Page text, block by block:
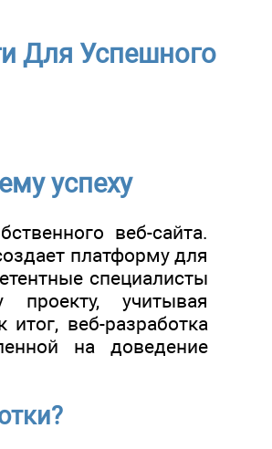
Для Успешного
успеху
веб-сайта.
платформу для
специалисты
учитывая
веб-разработка
на доведение